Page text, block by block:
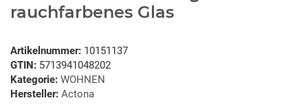
rauchfarbenes Glas
Artikelnummer: 10151137
GTIN: 5713941048202
Kategorie: WOHNEN
Hersteller: Actona